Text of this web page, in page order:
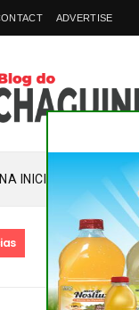
ADVERTISE
INICIAL